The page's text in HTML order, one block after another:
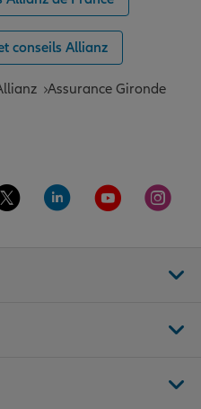
conseils Allianz
Assurance Gironde
la page Facebook de Allianz
Aller sur la page Twitter de
Aller sur la page
Aller sur la
Aller